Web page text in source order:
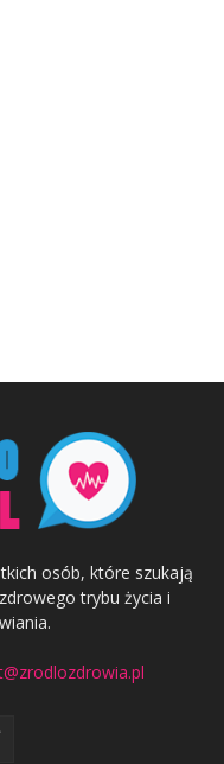
osób, które szukają
trybu życia i